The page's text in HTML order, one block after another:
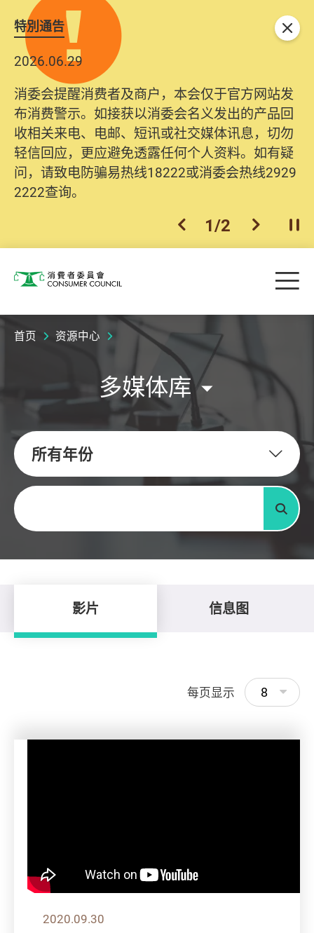
特別通告
2026.06.29
消委会提醒消费者及商户，本会仅于官方网站发
布消费警示。如接获以消委会名义发出的产品回
收相关来电、电邮、短讯或社交媒体讯息，切勿
轻信回应，更应避免透露任何个人资料。如有疑
问，请致电防骗易热线18222或消委会热线2929
2222查询。
2025.10.31
为提升使用者体验及网络安全，本会的投诉处理
系统已经进行升级及推出新功能。由2025年11月
10日起，消费者需要提供基本联络资料（包括姓
名、电邮及电话）注册帐户，才可提交投诉、查
询及建议。所有提交纪录将清晰整合于帐户中，
方便日后作出跟进。
上一个
2/2 下一个开
关闭
消费者委员会 目
首页 资源中心
多媒体库
所有年份
关键字
搜寻
影片 信息图
每页显示 8
2020.09.30